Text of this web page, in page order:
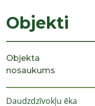
Objekti
Objekta
nosaukums
Daudzdzīvokļu ēka